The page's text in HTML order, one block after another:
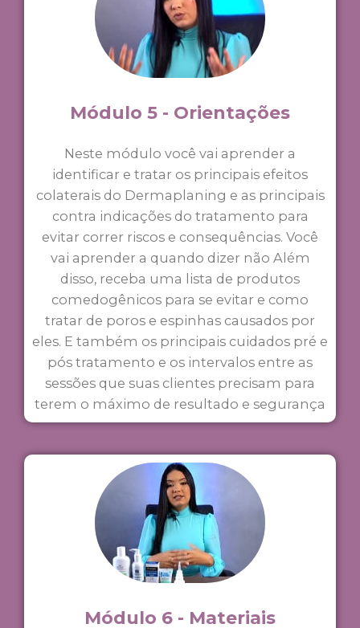
Módulo 5 - Orientações
Neste módulo você vai aprender a
identificar e tratar os principais efeitos
colaterais do Dermaplaning e as principais
contra indicações do tratamento para
evitar correr riscos e consequências. Você
vai aprender a quando dizer não Além
disso, receba uma lista de produtos
comedogênicos para se evitar e como
tratar de poros e espinhas causados por
eles. E também os principais cuidados pré e
pós tratamento e os intervalos entre as
sessões que suas clientes precisam para
terem o máximo de resultado e segurança
Módulo 6 - Materiais